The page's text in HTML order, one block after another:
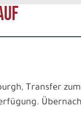
Transfer